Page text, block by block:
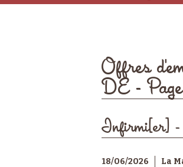
Offres
DE -
Infirmi[er]
18/06/2026 La